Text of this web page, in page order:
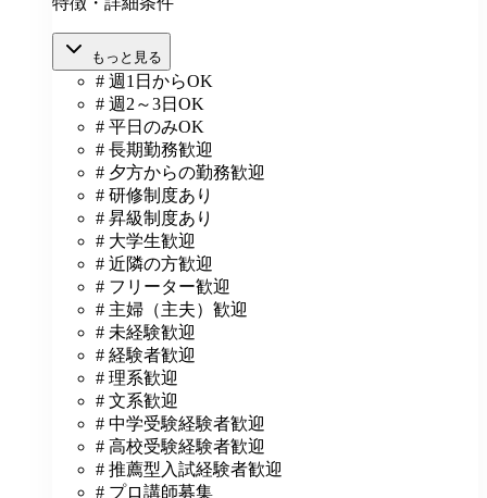
もっと見る
# 週1日からOK
# 週2～3日OK
# 平日のみOK
# 長期勤務歓迎
# 夕方からの勤務歓迎
# 研修制度あり
# 昇級制度あり
# 大学生歓迎
# 近隣の方歓迎
# フリーター歓迎
# 主婦（主夫）歓迎
# 未経験歓迎
# 経験者歓迎
# 理系歓迎
# 文系歓迎
# 中学受験経験者歓迎
# 高校受験経験者歓迎
# 推薦型入試経験者歓迎
# プロ講師募集